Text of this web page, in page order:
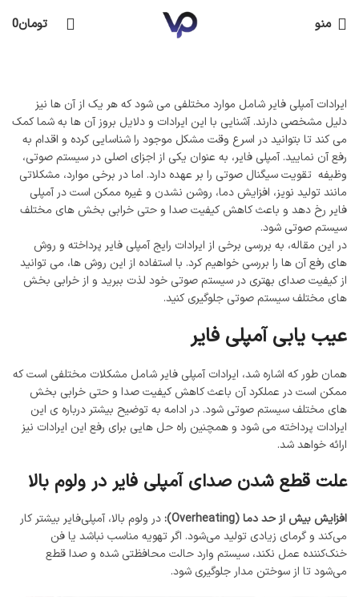
منو تومان0
ایرادات آمپلی فایر شامل موارد مختلفی می شود که هر یک از آن ها نیز
دلیل مشخصی دارند. آشنایی با این ایرادات و دلایل بروز آن ها به شما کمک
می کند تا بتوانید در اسرع وقت مشکل موجود را شناسایی کرده و اقدام به
رفع آن نمایید. آمپلی فایر، به عنوان یکی از اجزای اصلی در سیستم صوتی،
وظیفه ‌ تقویت سیگنال صوتی را بر عهده دارد. اما در برخی موارد، مشکلاتی
مانند تولید نویز، افزایش دما، روشن نشدن و غیره ممکن است در آمپلی
فایر رخ دهد و باعث کاهش کیفیت صدا و حتی خرابی بخش ‌های مختلف
سیستم صوتی شود.
در این مقاله، به بررسی برخی از ایرادات رایج آمپلی فایر پرداخته و روش‌
های رفع آن‌ ها را بررسی خواهیم کرد. با استفاده از این روش ‌ها، می ‌توانید
از کیفیت صدای بهتری در سیستم صوتی خود لذت ببرید و از خرابی بخش
‌های مختلف سیستم صوتی جلوگیری کنید.
عیب یابی آمپلی فایر
همان طور که اشاره شد، ایرادات آمپلی فایر شامل مشکلات مختلفی است که
ممکن است در عملکرد آن باعث کاهش کیفیت صدا و حتی خرابی بخش‌
های مختلف سیستم صوتی شود. در ادامه به توضیح بیشتر درباره‌ ی این
ایرادات پرداخته می شود و همچنین راه حل هایی برای رفع این ایرادات نیز
ارائه خواهد شد.
علت قطع شدن صدای آمپلی فایر در ولوم بالا
افزایش بیش از حد دما (Overheating):
در ولوم بالا، آمپلی‌فایر بیشتر کار
می‌کند و گرمای زیادی تولید می‌شود. اگر تهویه مناسب نباشد یا فن
خنک‌کننده عمل نکند، سیستم وارد حالت محافظتی شده و صدا قطع
می‌شود تا از سوختن مدار جلوگیری شود.